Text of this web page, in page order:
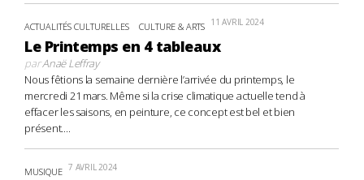
ACTUALITÉS CULTURELLES CULTURE & ARTS 11 AVRIL 2024
Le Printemps en 4 tableaux
parAnaë Leffray
Nous fêtions la semaine dernière l’arrivée du printemps, le
mercredi 21 mars. Même si la crise climatique actuelle tend à
effacer les saisons, en peinture, ce concept est bel et bien
présent....
MUSIQUE 7 AVRIL 2024